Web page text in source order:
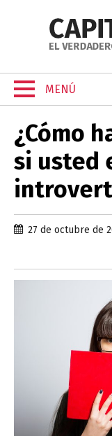
MENÚ
¿Cómo
si usted
27 de octubre de